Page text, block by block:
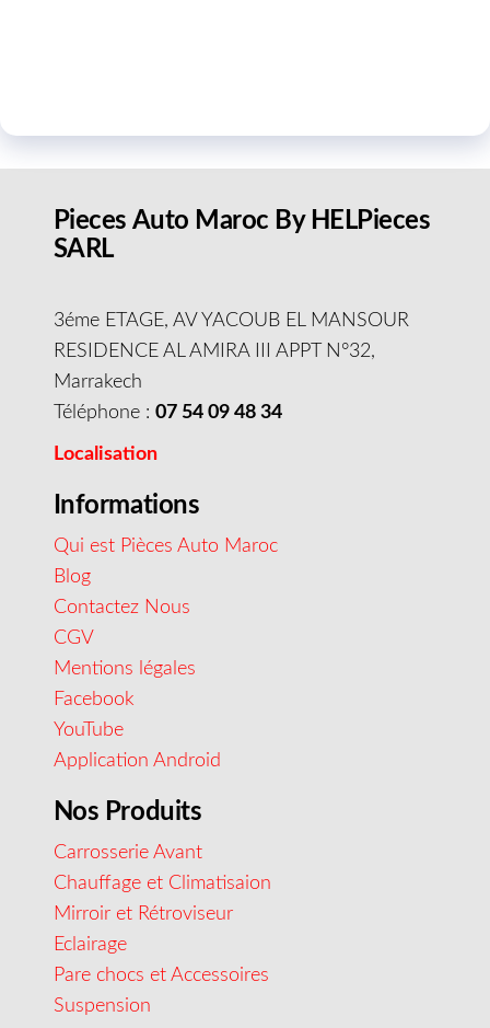
Pieces Auto Maroc By HELPieces
SARL
3éme ETAGE, AV YACOUB EL MANSOUR
RESIDENCE AL AMIRA III APPT N°32,
Marrakech
Téléphone : 07 54 09 48 34
Localisation
Informations
Qui est Pièces Auto Maroc
Blog
Contactez Nous
CGV
Mentions légales
Facebook
YouTube
Application Android
Nos Produits
Carrosserie Avant
Chauffage et Climatisaion
Mirroir et Rétroviseur
Eclairage
Pare chocs et Accessoires
Suspension